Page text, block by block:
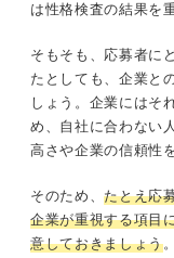
は性格検査の結果を
そもそも、応募者に
たとしても、企業と
しょう。企業にはそ
め、自社に合わない
高さや企業の信頼性
そのため、たとえ応
企業が重視する項目
意しておきましょう